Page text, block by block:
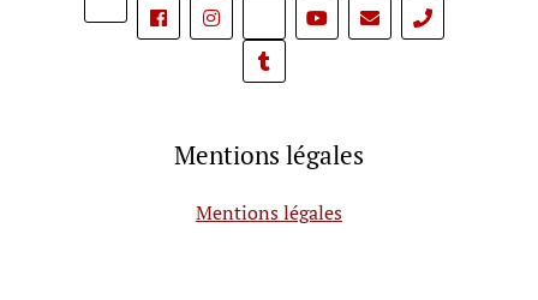
phone
Mentions légales
Mentions légales